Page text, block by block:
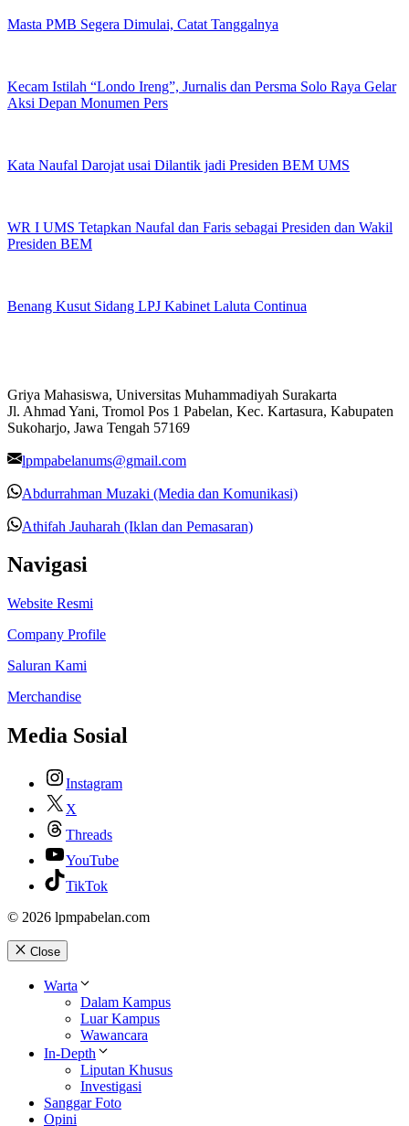
Masta PMB Segera Dimulai, Catat Tanggalnya
Kecam Istilah “Londo Ireng”, Jurnalis dan Persma Solo Raya Gelar
Aksi Depan Monumen Pers
Kata Naufal Darojat usai Dilantik jadi Presiden BEM UMS
WR I UMS Tetapkan Naufal dan Faris sebagai Presiden dan Wakil
Presiden BEM
Benang Kusut Sidang LPJ Kabinet Laluta Continua
Griya Mahasiswa, Universitas Muhammadiyah Surakarta
Jl. Ahmad Yani, Tromol Pos 1 Pabelan, Kec. Kartasura, Kabupaten
Sukoharjo, Jawa Tengah 57169
lpmpabelanums@gmail.com
Abdurrahman Muzaki (Media dan Komunikasi)
Athifah Jauharah (Iklan dan Pemasaran)
Navigasi
Website Resmi
Company Profile
Saluran Kami
Merchandise
Media Sosial
Instagram
X
Threads
YouTube
TikTok
© 2026 lpmpabelan.com
Close
Warta
Dalam Kampus
Luar Kampus
Wawancara
In-Depth
Liputan Khusus
Investigasi
Sanggar Foto
Opini